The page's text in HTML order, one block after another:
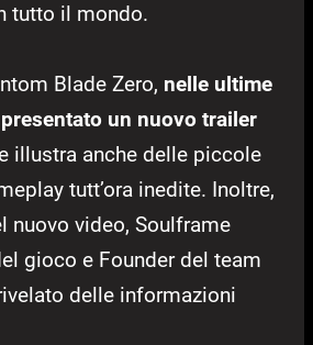
tutto il mondo.
Blade Zero, nelle ultime
un nuovo trailer
illustra anche delle piccole
tutt’ora inedite. Inoltre,
nuovo video, Soulframe
gioco e Founder del team
delle informazioni